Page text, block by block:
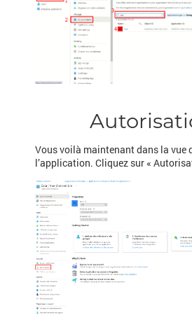
Vous voilà maintenant dans la vue
l’application. Cliquez sur «